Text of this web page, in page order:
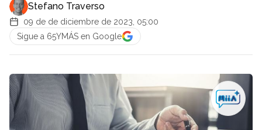
Stefano Traverso
09 de de diciembre de 2023, 05:00
Sigue a 65YMÁS en Google